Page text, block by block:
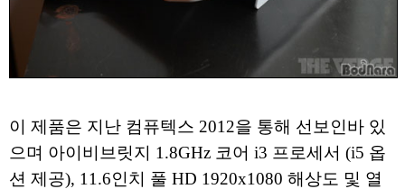
이 제품은 지난 컴퓨텍스 2012을 통해 선보인바 있
으며 아이비브릿지 1.8GHz 코어 i3 프로세서 (i5 옵
션 제공), 11.6인치 풀 HD 1920x1080 해상도 및 열